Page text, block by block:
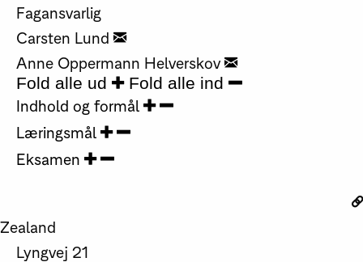
Fagansvarlig
Carsten Lund
Anne Oppermann Helverskov
Fold alle ud Fold alle ind
Indhold og formål
Læringsmål
Eksamen
Zealand
Lyngvej 21